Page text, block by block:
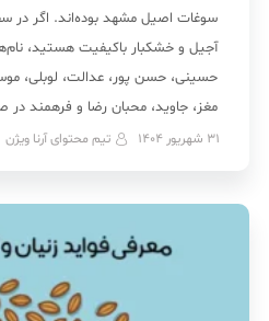
سوغات اصیل مشهد بوده‌اند. اگر در
آجیل و خشکبار باکیفیت هستید،
حسینی، حسن پور، عدالت، لوبلی،
مغز، جاوید، محبان رضا و فرهمند
یک […]
31 شهریور 1404 تیم محتوای آرنا ویژن